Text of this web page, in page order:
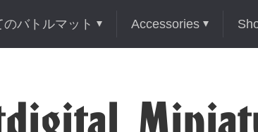
のバトルマット Accessories